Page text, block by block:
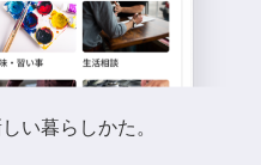
い暮らしかた。